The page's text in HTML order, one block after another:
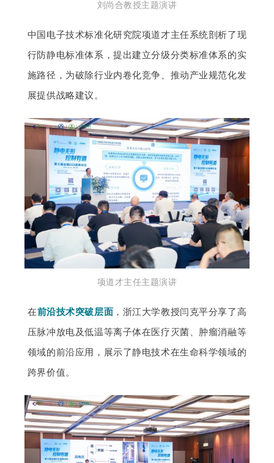
刘尚合教授主题演讲
中国电子技术标准化研究院项道才主任系统剖析了现
行防静电标准体系，提出建立分级分类标准体系的实
施路径，为破除行业内卷化竞争、推动产业规范化发
展提供战略建议。
项道才主任主题演讲
在前沿技术突破层面 ，浙江大学教授闫克平分享了高
压脉冲放电及低温等离子体在医疗灭菌、肿瘤消融等
领域的前沿应用，展示了静电技术在生命科学领域的
跨界价值。